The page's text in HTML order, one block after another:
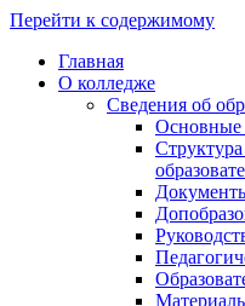
Перейти к содержимому
Главная
О колледже
Сведения об
Основные